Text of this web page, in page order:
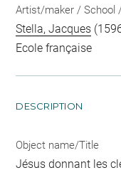
Artist/maker / School
Stella, Jacques
Ecole française
DESCRIPTION
Object name/Title
Jésus donnant les